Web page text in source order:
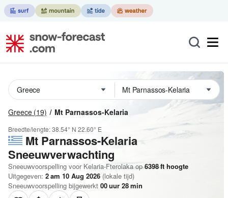
Greece (19) Mt Parnassos-Kelaria
Breedte/lengte:38.54° N 22.60° E
Mt Parnassos-Kelaria
Sneeuwverwachting
Sneeuwvoorspelling voor Kelaria-Fterolaka op 6398fthoogte
Uitgegeven: 2 am 10 Aug 2026 (lokale tijd)
Sneeuwvoorspelling bijgewerkt 00uur 28min